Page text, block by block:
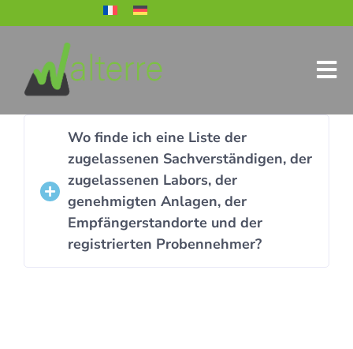
Wo finde ich eine Liste der
zugelassenen Sachverständigen, der
zugelassenen Labors, der
genehmigten Anlagen, der
Empfängerstandorte und der
registrierten Probennehmer?